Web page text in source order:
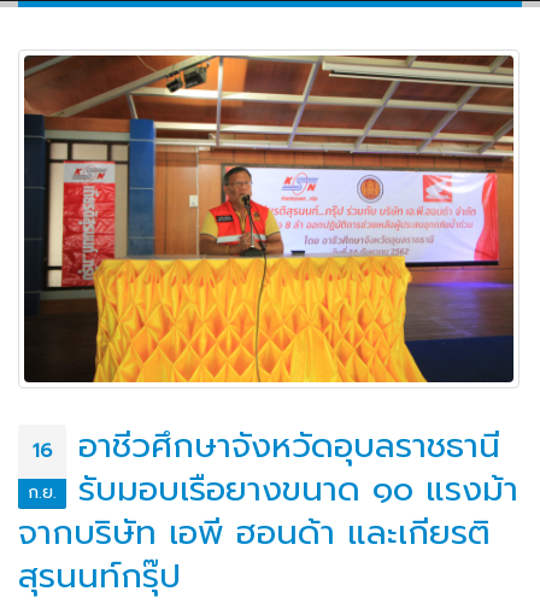
16
ก.ย.
อาชีวศึกษาจังหวัดอุบลราชธานี
รับมอบเรือยางขนาด ๑๐ แรงม้า
จากบริษัท เอพี ฮอนด้า และเกียรติ
สุรนนท์กรุ๊ป